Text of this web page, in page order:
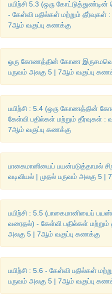
BG, ∠ABC ன் கோண இருசம
பயிற்சி 5.3 (ஒரு
- கேள்வி பதில்கள் மற்றும் தீர்வுகள்
7ஆம் வகுப்பு கணக்கு
ஒரு கோணத்தின் கோண
பருவம் அலகு 5 | 7ஆம் வகுப்பு
பயிற்சி : 5.4 (ஒரு கோணத்தின்
கேள்வி பதில்கள் மற்றும் தீர்வுகள் :
7ஆம் வகுப்பு கணக்கு
பாகைமானியைப் பயன்படுத்தாமல்
வடிவியல் | முதல் பருவம் அலகு 5 |
பயிற்சி : 5.5 (பாகைமானியைப்
வரைதல்) - கேள்வி பதில்கள் மற்றும்
அலகு 5 | 7ஆம் வகுப்பு கணக்கு
பயிற்சி : 5.6 - கேள்வி பதில்கள்
பருவம் அலகு 5 | 7ஆம் வகுப்பு